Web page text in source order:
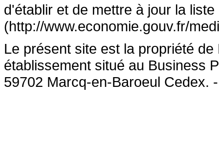
d'établir et de mettre à jour la
(http://www.economie.gouv.fr/
Le présent site est la propriété
établissement situé au Business
59702 Marcq-en-Baroeul Cedex.